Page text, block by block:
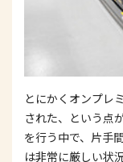
とにかくオンプレ
された、という点
を行う中で、片手
は非常に厳しい状